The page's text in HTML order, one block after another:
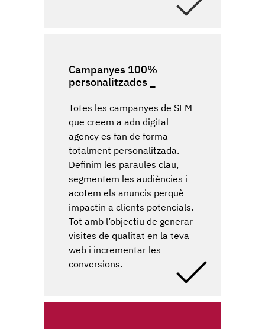
Campanyes 100%
personalitzades
Totes les campanyes de SEM
que creem a adn digital
agency es fan de forma
totalment personalitzada.
Definim les paraules clau,
segmentem les audiències i
acotem els anuncis perquè
impactin a clients potencials.
Tot amb l’objectiu de generar
visites de qualitat en la teva
web i incrementar les
conversions.